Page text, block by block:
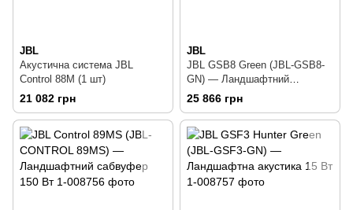
JBL
Акустична система JBL
Control 88M (1 шт)
21 082 грн
JBL
JBL GSB8 Green (JBL-GSB8-
GN) — Ландшафтний
сабвуфер 150 Вт
25 866 грн